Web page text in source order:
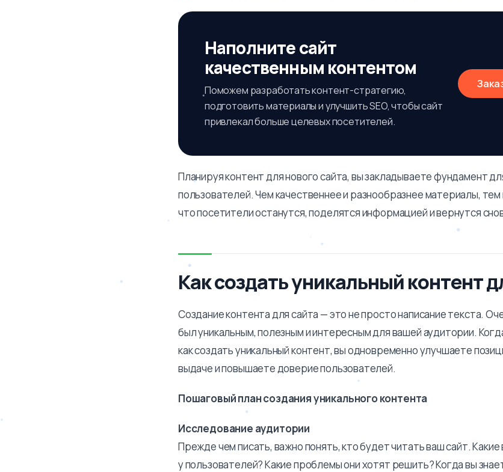
Наполните сайт
качественным контентом
Поможем разработать контент-стратегию,
подготовить материалы и улучшить SEO, чтобы сайт
привлекал больше целевых посетителей.
Планируя контент для нового сайта, вы закладываете фундамент
пользователей. Чем качественнее и разнообразнее материалы,
что посетители останутся, поделятся информацией и вернутся
Как создать уникальный контент
Создание контента для сайта — это не просто написание текста.
был уникальным, полезным и интересным для вашей аудитории.
как создать уникальный контент, вы одновременно улучшаете
выдаче и повышаете доверие пользователей.
Пошаговый план создания уникального контента
Исследование аудитории
Прежде чем писать, важно понять, кто будет читать ваш сайт.
у пользователей? Какие проблемы они хотят решить? Когда вы